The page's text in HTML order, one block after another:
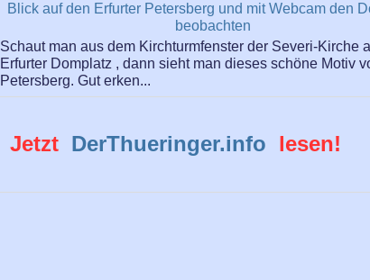
Blick auf den Erfurter Petersberg und mit Webcam den
beobachten
Schaut man aus dem Kirchturmfenster der Severi-Kirche
Erfurter Domplatz , dann sieht man dieses schöne Motiv
Petersberg. Gut erken...
Jetzt DerThueringer.info lesen!